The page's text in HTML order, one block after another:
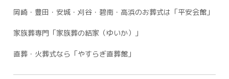
岡崎・豊田・安城・刈谷・碧南・高浜のお葬式は「平安会館」
家族葬専門「家族葬の結家（ゆいか）」
直葬・火葬式なら「やすらぎ直葬館」